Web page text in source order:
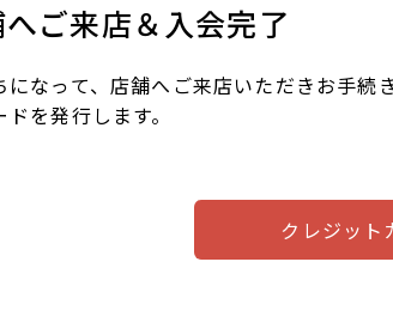
ご来店＆入会完了
なって、店舗へご来店いただきお手続
を発行します。
クレジット